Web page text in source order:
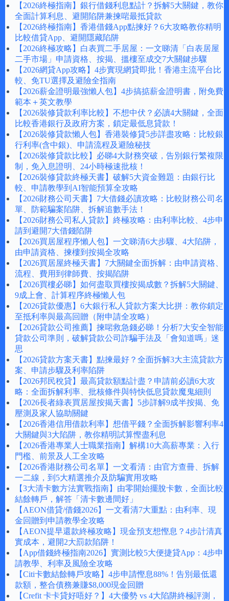
【2026終極指南】銀行借錢利息點計？拆解5大關鍵，教你
全面計算利息、避開陷阱兼揀啱最抵貸款
【2026終極指南】香港借錢App點揀好？6大攻略教你精明
比較借貸App、避開隱藏陷阱
【2026終極攻略】白表買二手居屋：一文睇清「白表居屋
二手市場」申請資格、按揭、搵樓至成交7大關鍵步驟
【2026網貸App攻略】4步實現網貸即批！香港主流平台比
較、免TU選擇及避險全指南
【2026薪金證明最強懶人包】4步搞掂薪金證明書，附免費
範本＋英文教學
【2026裝修貸款利率比較】不想中伏？必讀4大關鍵，全面
比較香港銀行及政府方案，鎖定最低息貸款！
【2026裝修貸款懶人包】香港裝修貸5步詳盡攻略：比較銀
行利率(含中銀)、申請流程及避險秘技
【2026裝修貸款比較】必睇4大財務突破，告別銀行繁複限
制，免入息證明、24小時極速批核！
【2026裝修貸款終極天書】破解5大資金難題：由銀行比
較、申請教學到AI智能預算全攻略
【2026財務公司天書】7大借錢必讀攻略：比較財務公司名
單、防範騙案陷阱、拆解追數手法！
【2026財務公司私人貸款】終極攻略：由利率比較、4步申
請到避開7大借錢陷阱
【2026買居屋程序懶人包】一文睇清6大步驟、4大陷阱，
由申請資格、揀樓到按揭全攻略
【2026買居屋終極天書】7大關鍵全面拆解：由申請資格、
流程、費用到律師費、按揭陷阱
【2026買樓必睇】如何盡取買樓按揭成數？拆解5大關鍵、
9成上會、計算程序終極懶人包
【2026貸款優惠】6大銀行私人貸款方案大比拼：教你鎖定
至抵利率與最高回贈（附申請全攻略）
【2026貸款公司推薦】揀啱救急錢必睇！分析7大安全智能
貸款公司準則，破解貸款公司詐騙手法及「會知道嗎」迷
思
【2026貸款方案天書】點揀最好？全面拆解3大主流貸款方
案、申請步驟及利率陷阱
【2026邦民稅貸】最高貸款額點計盡？申請前必讀6大攻
略：全面拆解利率、批核條件與特快低息貸款魔鬼細則
【2026長者綠表買居屋按揭天書】5步詳解9成半按揭、免
壓測及家人協助關鍵
【2026香港信用借款利率】想借平錢？全面拆解影響利率4
大關鍵與3大陷阱，教你精明試算慳盡利息
【2026香港專業人士職業指南】解構10大高薪專業：入行
門檻、前景及人工全攻略
【2026香港財務公司名單】一文看清：由官方查冊、拆解
一二線，到5大精選推介及防騙實用攻略
【3大清卡數方法實戰指南】由零開始擺脫卡數，全面比較
結餘轉戶，解答「清卡數邊間好」
【AEON借貸/借錢2026】一文看清7大重點：由利率、現
金回贈到申請教學全攻略
【AEON提早還款終極攻略】現金預支想慳息？4步計清真
實成本，避開2大罰款陷阱！
【App借錢終極指南2026】實測比較5大便捷貸App：4步申
請教學、利率及風險全攻略
【Citi卡數結餘轉戶攻略】4步申請慳息88%！告別最低還
款額，整合債務兼賺$8,000現金回贈
【Crefit 卡卡貸好唔好？】4大優勢 vs 4大陷阱終極評測，